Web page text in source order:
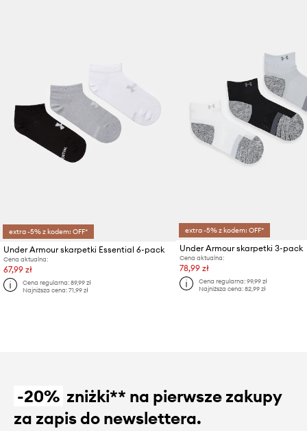
extra -5% z kodem: OFF*
Under Armour skarpetki Essential 6-pack
Cena aktualna:
67,99 zł
Cena regularna:89,99 zł
Najniższa cena:71,99 zł
extra -5% z kodem: OFF*
Under Armour skarpetki 3-pack
Cena aktualna:
78,99 zł
Cena regularna:99,99 zł
Najniższa cena:82,99 zł
-20% zniżki** na pierwsze zakupy
za zapis do newslettera.